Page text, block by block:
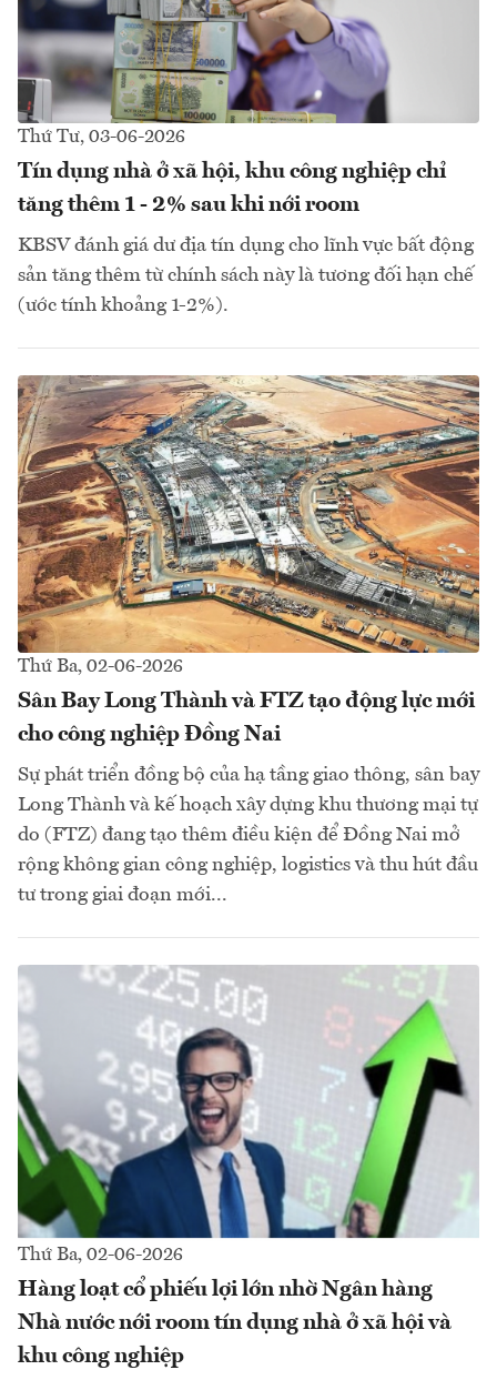
Thứ Tư, 03-06-2026
Tín dụng nhà ở xã hội, khu công nghiệp chỉ
tăng thêm 1 - 2% sau khi nới room
KBSV đánh giá dư địa tín dụng cho lĩnh vực bất động
sản tăng thêm từ chính sách này là tương đối hạn chế
(ước tính khoảng 1-2%).
Thứ Ba, 02-06-2026
Sân Bay Long Thành và FTZ tạo động lực mới
cho công nghiệp Đồng Nai
Sự phát triển đồng bộ của hạ tầng giao thông, sân bay
Long Thành và kế hoạch xây dựng khu thương mại tự
do (FTZ) đang tạo thêm điều kiện để Đồng Nai mở
rộng không gian công nghiệp, logistics và thu hút đầu
tư trong giai đoạn mới...
Thứ Ba, 02-06-2026
Hàng loạt cổ phiếu lợi lớn nhờ Ngân hàng
Nhà nước nới room tín dụng nhà ở xã hội và
khu công nghiệp